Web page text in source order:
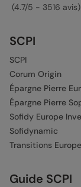
(4.7/5 - 3516 avis)
SCPI
SCPI
Corum Origin
Épargne Pierre
Épargne Pierre
Sofidy Europe
Sofidynamic
Transitions Europe
Guide SCPI